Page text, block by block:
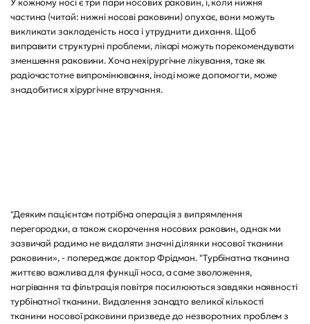
У кожному носі є три пари носових раковин, і, коли нижня
частина (читай: нижні носові раковини) опухає, вони можуть
викликати закладеність носа і утруднити дихання. Щоб
виправити структурні проблеми, лікарі можуть порекомендувати
зменшення раковини. Хоча нехірургічне лікування, таке як
радіочастотне випромінювання, іноді може допомогти, може
знадобитися хірургічне втручання.
"Деяким пацієнтам потрібна операція з випрямлення
перегородки, а також скорочення носових раковин, однак ми
зазвичай радимо не видаляти значні ділянки носової тканини
раковини», - попереджає доктор Фрідман. "Турбінатна тканина
життєво важлива для функції носа, а саме зволоження,
нагрівання та фільтрація повітря посилюються завдяки наявності
турбінатної тканини. Видалення занадто великої кількості
тканини носової раковини призведе до незворотних проблем з